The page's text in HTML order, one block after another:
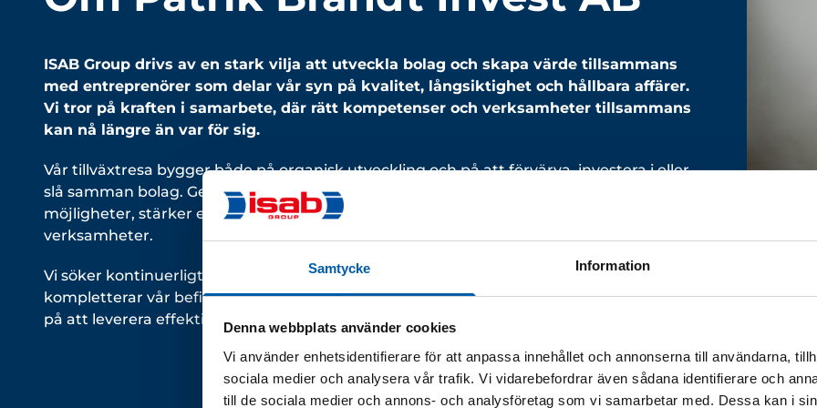
Samtycke Information
Denna webbplats använder cookies
Vi använder enhetsidentifierare för att anpassa innehållet och annonserna till användarna,
sociala medier och analysera vår trafik. Vi vidarebefordrar även sådana identifierare och
till de sociala medier och annons- och analysföretag som vi samarbetar med. Dessa kan i
ISAB Group drivs av en stark vilja att utveckla bolag och skapa värde tillsammans
med entreprenörer som delar vår syn på kvalitet, långsiktighet och hållbara affärer.
Vi tror på kraften i samarbete, där rätt kompetenser och verksamheter tillsammans
kan nå längre än var för sig.
Vår tillväxtresa bygger både på organisk utveckling och på att förvärva, investera i eller
slå samman bolag. Genom strategiska samarbeten och samgåenden skapar vi nya
möjligheter, stärker erbjudanden och bygger långsiktigt konkurrenskraftiga
verksamheter.
Vi söker kontinuerligt bolag som vill vara en del av vår fortsatta utveckling, företag som
kompletterar vår befintliga verksamhet inom installationsområdet, med särskilt fokus
på att leverera effektiva och störningsfria installationer i miljöer med pågående drift.